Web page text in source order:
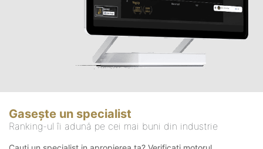
Gasește un specialist
Ranking-ul îi adună pe cei mai buni din industrie